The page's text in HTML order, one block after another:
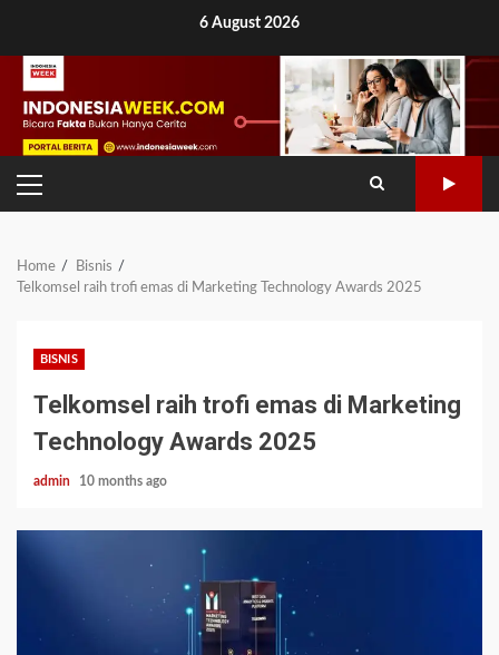
content
6 August 2026
PRIMARY
MENU
Home
Bisnis
Telkomsel raih trofi emas di Marketing Technology Awards 2025
BISNIS
Telkomsel raih trofi emas di Marketing
Technology Awards 2025
admin 10 months ago